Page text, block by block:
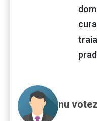
nu votez